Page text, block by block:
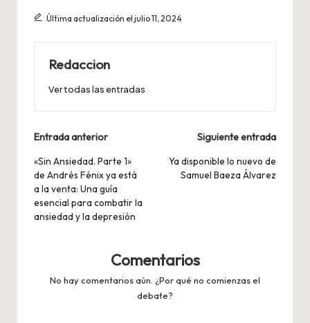
Última actualización el julio 11, 2024
Redaccion
Ver todas las entradas
Navegación
de
entradas
Entrada anterior
«Sin Ansiedad. Parte 1»
de Andrés Fénix ya está
a la venta: Una guía
esencial para combatir la
ansiedad y la depresión
Siguiente entrada
Ya disponible lo nuevo de
Samuel Baeza Álvarez
Comentarios
No hay comentarios aún. ¿Por qué no comienzas el
debate?